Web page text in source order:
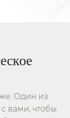
Один из
вами, чтобы